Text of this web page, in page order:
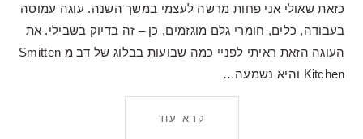
כזאת שאולי אני פחות מרשה לעצמי במשך השנה. עוגה עמוסה
בעבודה, כלים, חומרי גלם מוגזמים, כן – זה בדיוק בשבילי. את
העוגה הזאת ראיתי לפניי כמה שבועות בבלוג של דב מ Smitten
Kitchen והיא נשמעה…
קרא עוד